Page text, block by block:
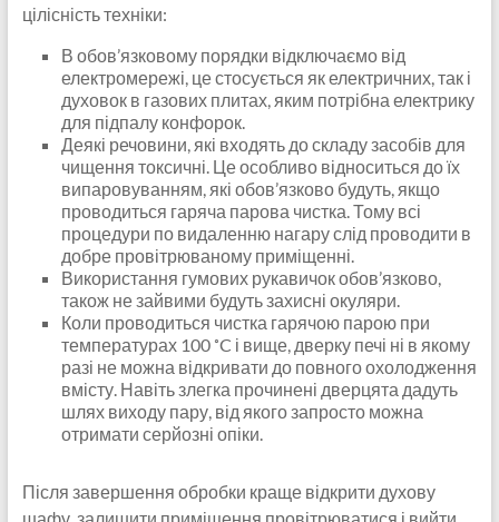
цілісність техніки:
В обов’язковому порядки відключаємо від
електромережі, це стосується як електричних, так і
духовок в газових плитах, яким потрібна електрику
для підпалу конфорок.
Деякі речовини, які входять до складу засобів для
чищення токсичні. Це особливо відноситься до їх
випаровуванням, які обов’язково будуть, якщо
проводиться гаряча парова чистка. Тому всі
процедури по видаленню нагару слід проводити в
добре провітрюваному приміщенні.
Використання гумових рукавичок обов’язково,
також не зайвими будуть захисні окуляри.
Коли проводиться чистка гарячою парою при
температурах 100 ˚C і вище, дверку печі ні в якому
разі не можна відкривати до повного охолодження
вмісту. Навіть злегка прочинені дверцята дадуть
шлях виходу пару, від якого запросто можна
отримати серйозні опіки.
Після завершення обробки краще відкрити духову